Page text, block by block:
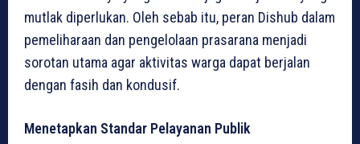
mutlak diperlukan. Oleh sebab itu, peran Dishub dalam
pemeliharaan dan pengelolaan prasarana menjadi
sorotan utama agar aktivitas warga dapat berjalan
dengan fasih dan kondusif.
Menetapkan Standar Pelayanan Publik